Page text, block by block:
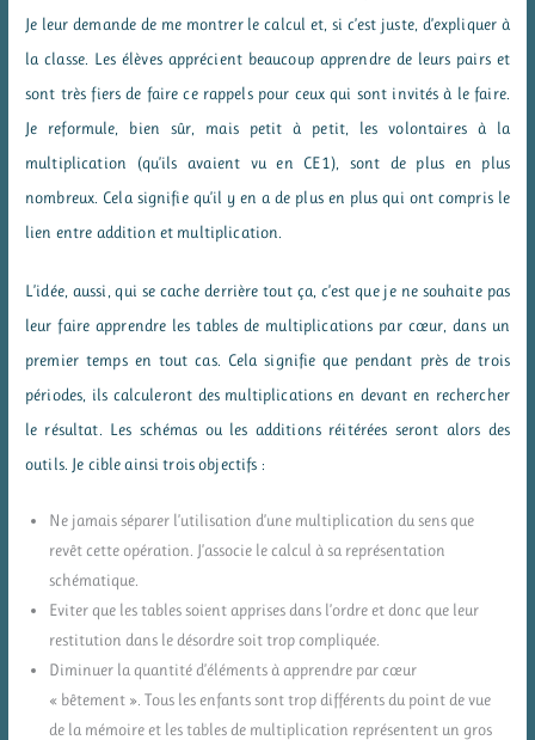
Je leur demande de me montrer le calcul et, si c’est juste, d’expliquer à
la classe. Les élèves apprécient beaucoup apprendre de leurs pairs et
sont très fiers de faire ce rappels pour ceux qui sont invités à le faire.
Je reformule, bien sûr, mais petit à petit, les volontaires à la
multiplication (qu’ils avaient vu en CE1), sont de plus en plus
nombreux. Cela signifie qu’il y en a de plus en plus qui ont compris le
lien entre addition et multiplication.
L’idée, aussi, qui se cache derrière tout ça, c’est que je ne souhaite pas
leur faire apprendre les tables de multiplications par cœur, dans un
premier temps en tout cas. Cela signifie que pendant près de trois
périodes, ils calculeront des multiplications en devant en rechercher
le résultat. Les schémas ou les additions réitérées seront alors des
outils. Je cible ainsi trois objectifs :
Ne jamais séparer l’utilisation d’une multiplication du sens que
revêt cette opération. J’associe le calcul à sa représentation
schématique.
Eviter que les tables soient apprises dans l’ordre et donc que leur
restitution dans le désordre soit trop compliquée.
Diminuer la quantité d’éléments à apprendre par cœur
« bêtement ». Tous les enfants sont trop différents du point de vue
de la mémoire et les tables de multiplication représentent un gros